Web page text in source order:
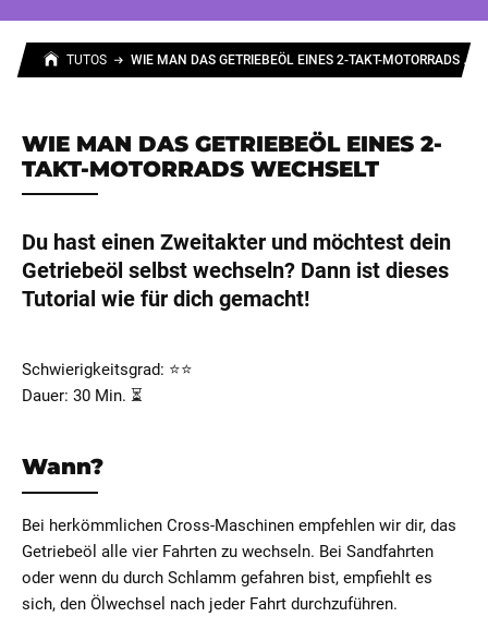
TUTOS W
IE MAN DAS GETRIEBEÖL EINES 2-TAKT-MOTORRADS WECHSELT
WIE MAN DAS GETRIEBEÖL EINES 2-
TAKT-MOTORRADS WECHSELT
Du hast einen Zweitakter und möchtest dein
Getriebeöl selbst wechseln? Dann ist dieses
Tutorial wie für dich gemacht!
Schwierigkeitsgrad: ⭐⭐
Dauer: 30 Min. ⏳
Wann?
Bei herkömmlichen Cross-Maschinen empfehlen wir dir, das
Getriebeöl alle vier Fahrten zu wechseln. Bei Sandfahrten
oder wenn du durch Schlamm gefahren bist, empfiehlt es
sich, den Ölwechsel nach jeder Fahrt durchzuführen.